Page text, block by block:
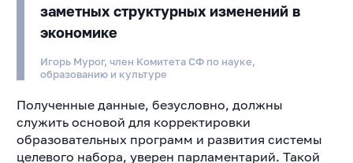
заметных структурных изменений в
экономике
Игорь Мурог, член Комитета СФ по науке,
образованию и культуре
Полученные данные, безусловно, должны
служить основой для корректировки
образовательных программ и развития системы
целевого набора, уверен парламентарий. Такой